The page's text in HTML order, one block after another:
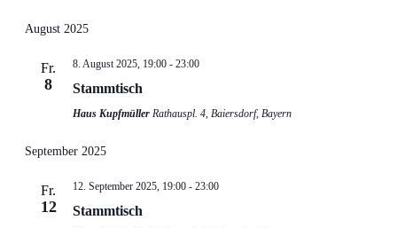
August 2025
Fr.
8
8. August 2025, 19:00- 23:00
Stammtisch
Haus Kupfmüller Rathauspl. 4, Baiersdorf, Bayern
September 2025
Fr.
12
12. September 2025, 19:00- 23:00
Stammtisch